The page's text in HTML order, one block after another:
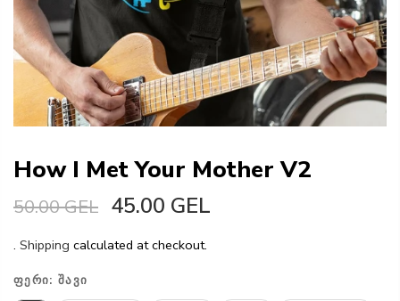
How I Met Your Mother V2
50.00 GEL 45.00 GEL
. Shipping calculated at checkout.
ᲤᲔᲠᲘ: ᲨᲐᲕᲘ